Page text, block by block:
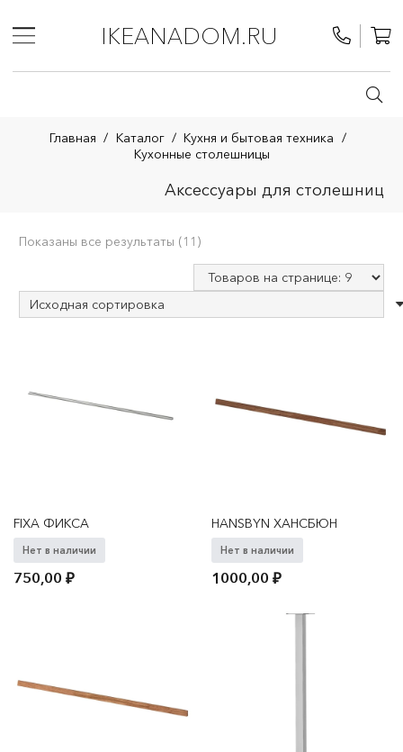
IKEANADOM.RU
Главная / Каталог / Кухня и бытовая техника /
Кухонные столешницы
Аксессуары для столешниц
Показаны все результаты (11)
FIXA ФИКСА
Нет в наличии
750,00₽
HANSBYN ХАНСБЮН
Нет в наличии
1000,00₽